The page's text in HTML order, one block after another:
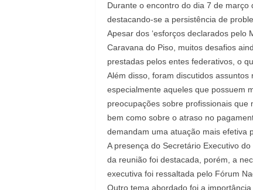
Durante o encontro do dia 7 de
destacando-se a persistência de
Apesar dos ‘esforços declarados pelo
Caravana do Piso, muitos desafios
prestadas pelos entes federativos, o
Além disso, foram discutidos
especialmente aqueles que possuem
preocupações sobre profissionais que
bem como sobre o atraso no
demandam uma atuação mais efetiva
A presença do Secretário Executivo
da reunião foi destacada, porém, a
executiva foi ressaltada pelo Fórum
Outro tema abordado foi a